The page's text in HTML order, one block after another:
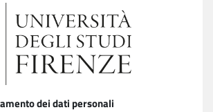
dei dati personali